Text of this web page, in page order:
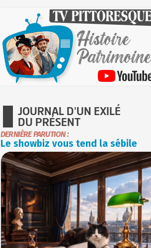
JOURNAL D'UN EXILÉ
DU PRÉSENT
DERNIÈRE PARUTION :
Le showbiz vous tend la sébile